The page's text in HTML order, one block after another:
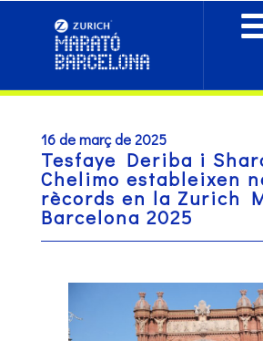
16 de març de 2025
Tesfaye Deriba i
Chelimo estableixen
rècords en la Zurich
Barcelona 2025